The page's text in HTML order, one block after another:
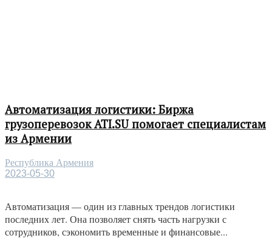
Автоматизация логистики: Биржа
грузоперевозок ATI.SU помогает специалистам
из Армении
Республика Армения
2023-05-30
Автоматизация — один из главных трендов логистики
последних лет. Она позволяет снять часть нагрузки с
сотрудников, сэкономить временные и финансовые...